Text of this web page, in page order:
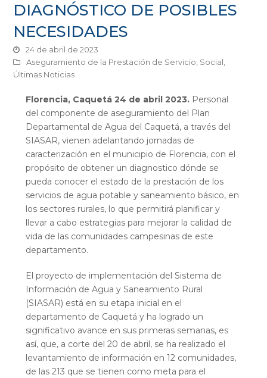
DIAGNÓSTICO DE POSIBLES
NECESIDADES
24 de abril de 2023
Aseguramiento de la Prestación de Servicio, Social,
Últimas Noticias
Florencia, Caquetá24 de abril 2023.Personal
del componente de aseguramiento del Plan
Departamental de Agua del Caquetá, a través del
SIASAR, vienen adelantando jornadas de
caracterización en el municipio de Florencia, con el
propósito de obtener un diagnostico dónde se
pueda conocer el estado de la prestación de los
servicios de agua potable y saneamiento básico, en
los sectores rurales, lo que permitirá planificar y
llevar a cabo estrategias para mejorar la calidad de
vida de las comunidades campesinas de este
departamento.
El proyecto de implementación del Sistema de
Información de Agua y Saneamiento Rural
(SIASAR) está en su etapa inicial en el
departamento de Caquetá y ha logrado un
significativo avance en sus primeras semanas, es
así, que, a corte del 20 de abril, se ha realizado el
levantamiento de información en 12 comunidades,
de las 213 que se tienen como meta para el